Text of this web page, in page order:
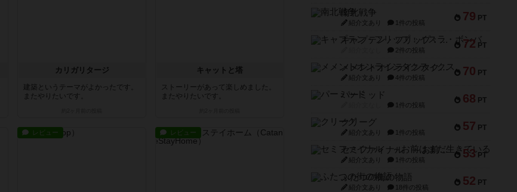
カリガリタージ
建築というテーマがよかったです。
またやりたいです。
キャットと塔
ストーリーがあって楽しめました。
またやりたいです。
レビュー レビュー
79 PT
南北戦争
紹介文あり 1件の投稿
72 PT
キャプテン・フリップ：イスラ・ボンバ
2件の投稿
70 PT
メメントオンラインタクティクス
紹介文あり 4件の投稿
68 PT
パーミッド
1件の投稿
57 PT
クリーグ
紹介文あり 1件の投稿
53 PT
セミファイナル ～お前はまだ生きている～
紹介文あり 1件の投稿
52 PT
ふたつの街の物語
紹介文あり 18件の投稿